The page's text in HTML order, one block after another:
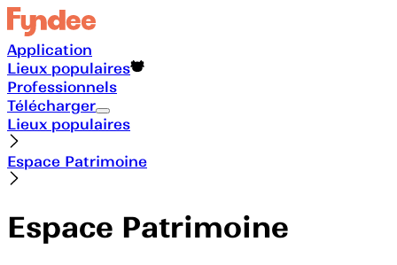
Application
Lieux populaires
Professionnels
Télécharger
Lieux populaires
Espace Patrimoine
Espace Patrimoine